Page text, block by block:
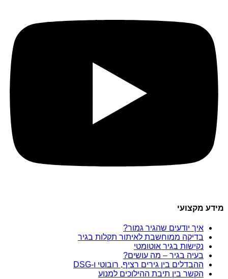
מידע מקצועי
איך יודעים שהגיר גמור?
בדיקה ממוחשבת לאיתור תקלות בגיר
נקישות בגיר אוטומטי
בעיה בגיר – מה עושים?
ההבדלים בין גירים רציף, רובוטי ו-DSG
הקשר בין תיבת ההילוכים למנוע